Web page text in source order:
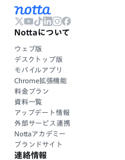
Nottaについて
ウェブ版
デスクトップ版
モバイルアプリ
Chrome拡張機能
料金プラン
資料一覧
アップデート情報
外部サービス連携
Nottaアカデミー
ブランドサイト
連絡情報